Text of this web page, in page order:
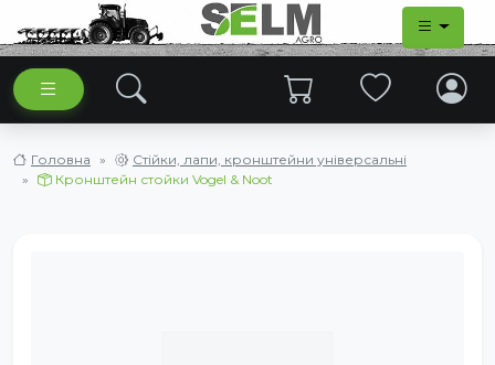
Головна
Стійки, лапи, кронштейни універсальні
Кронштейн стойки Vogel & Noot